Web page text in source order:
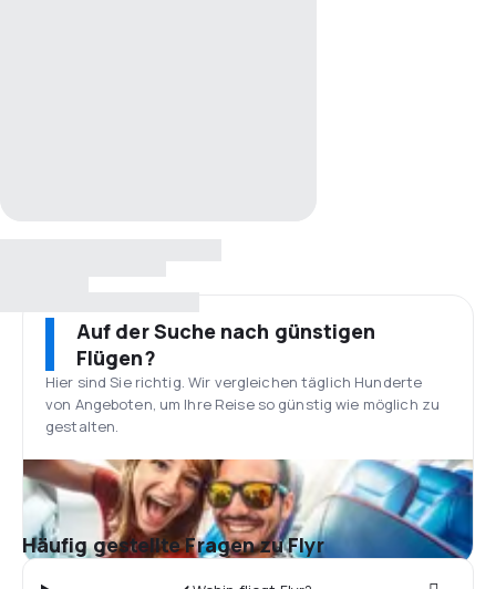
Auf der Suche nach günstigen
Flügen?
Hier sind Sie richtig. Wir vergleichen täglich Hunderte
von Angeboten, um Ihre Reise so günstig wie möglich zu
gestalten.
Häufig gestellte Fragen zu Flyr